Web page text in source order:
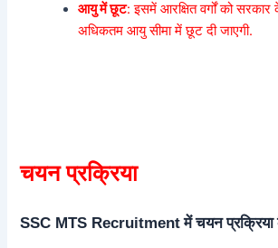
आयु में छूट: इसमें आरक्षित वर्गों को सरकार
अधिकतम आयु सीमा में छूट दी जाएगी.
चयन प्रक्रिया
SSC MTS Recruitmentमें चयन प्रक्रिया